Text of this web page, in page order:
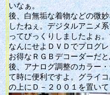
いなぁ。
後、白無垢な着物などの微
したねぇ。デジタルアニメ
ってびっくりしましたよぉ
なんにせよＤＶＤでプログ
お得なＲＧＢデコーダーだ
後、アナログ調整のカラー
て時に便利ですよ。グライ
の上にＤ－２００１を置い